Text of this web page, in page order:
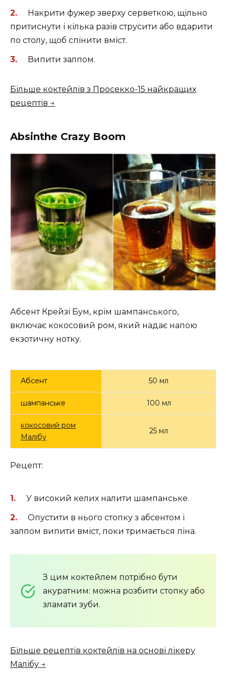
Накрити фужер зверху серветкою, щільно
притиснути і кілька разів струсити або вдарити
по столу, щоб спінити вміст.
Випити залпом.
Більше коктейлів з Просекко-15 найкращих
рецептів →
Absinthe Crazy Boom
Абсент Крейзі Бум, крім шампанського,
включає кокосовий ром, який надає напою
екзотичну нотку.
Абсент 50 мл
шампанське 100 мл
кокосовий ром
Малібу
25 мл
Рецепт:
У високий келих налити шампанське.
Опустити в нього стопку з абсентом і
залпом випити вміст, поки тримається піна.
З цим коктейлем потрібно бути
акуратним: можна розбити стопку або
зламати зуби.
Більше рецептів коктейлів на основі лікеру
Малібу →